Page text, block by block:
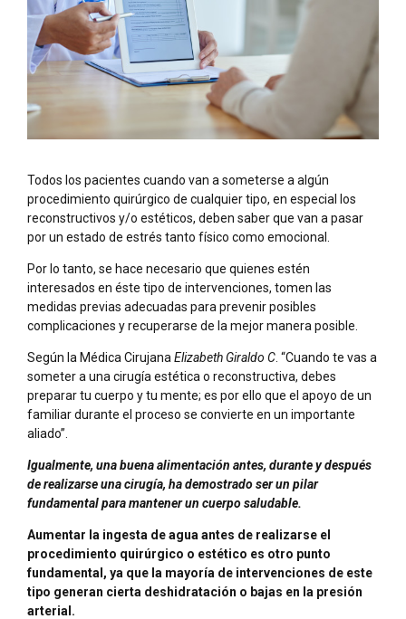
Todos los pacientes cuando van a someterse a algún
procedimiento quirúrgico de cualquier tipo, en especial los
reconstructivos y/o estéticos, deben saber que van a pasar
por un estado de estrés tanto físico como emocional.
Por lo tanto, se hace necesario que quienes estén
interesados en éste tipo de intervenciones, tomen las
medidas previas adecuadas para prevenir posibles
complicaciones y recuperarse de la mejor manera posible.
Según la Médica Cirujana Elizabeth Giraldo C . “Cuando te vas a
someter a una cirugía estética o reconstructiva, debes
preparar tu cuerpo y tu mente; es por ello que el apoyo de un
familiar durante el proceso se convierte en un importante
aliado”.
Igualmente, una buena alimentación antes, durante y después
de realizarse una cirugía, ha demostrado ser un pilar
fundamental para mantener un cuerpo saludable.
Aumentar la ingesta de agua antes de realizarse el
procedimiento quirúrgico o estético es otro punto
fundamental, ya que la mayoría de intervenciones de este
tipo generan cierta deshidratación o bajas en la presión
arterial.